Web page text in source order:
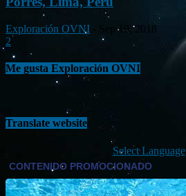
Exploración OVNI
Sep 19, 2018
2
Me gusta Exploración OVNI
Translate website
Select Language